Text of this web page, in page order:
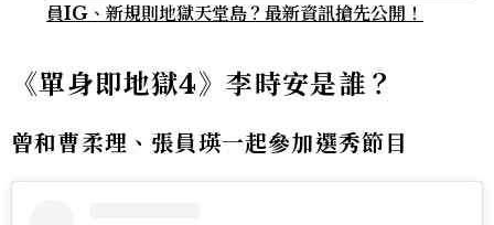
員IG、新規則地獄天堂島？最新資訊搶先公開！
《單身即地獄4》李時安是誰？
曾和曹柔理、張員瑛一起參加選秀節目